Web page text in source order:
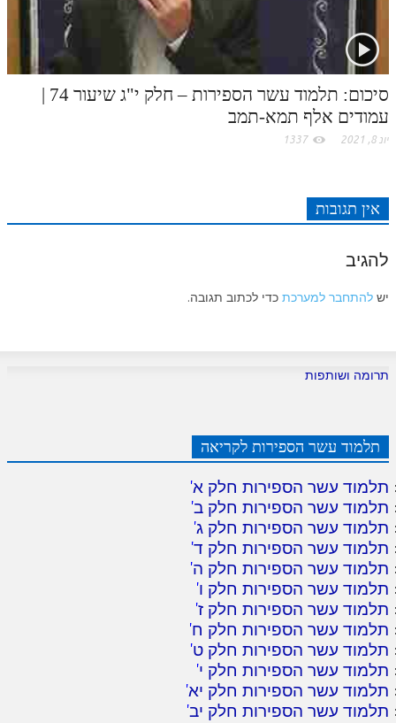
סיכום: תלמוד עשר הספירות – חלק י"ג שיעור 74 |
עמודים אלף תמא-תמב
יונ 8, 2021 1337
אין תגובות
להגיב
יש להתחבר למערכת כדי לכתוב תגובה.
תרומה ושותפות
תלמוד עשר הספירות לקריאה
תלמוד עשר הספירות חלק א'
תלמוד עשר הספירות חלק ב'
תלמוד עשר הספירות חלק ג'
תלמוד עשר הספירות חלק ד'
תלמוד עשר הספירות חלק ה'
תלמוד עשר הספירות חלק ו'
תלמוד עשר הספירות חלק ז'
תלמוד עשר הספירות חלק ח'
תלמוד עשר הספירות חלק ט'
תלמוד עשר הספירות חלק י'
תלמוד עשר הספירות חלק יא'
תלמוד עשר הספירות חלק יב'